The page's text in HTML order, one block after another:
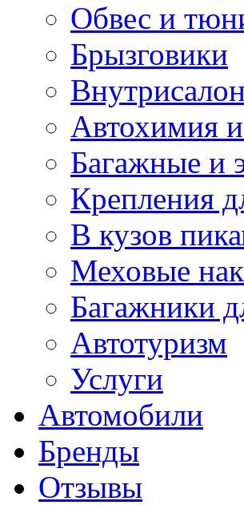
Обвес и
Брызговики
Автохимия
Багажные и
Крепления
В кузов
Меховые
Багажники
Автотуризм
Услуги
Автомобили
Бренды
Отзывы